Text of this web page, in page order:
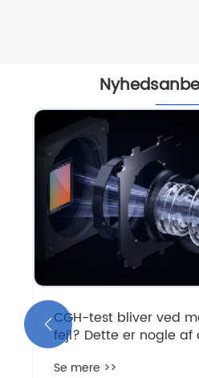
CGH-test bliver ved
fejl? Dette er nogle af
mordere", du kan
Se mere >>
